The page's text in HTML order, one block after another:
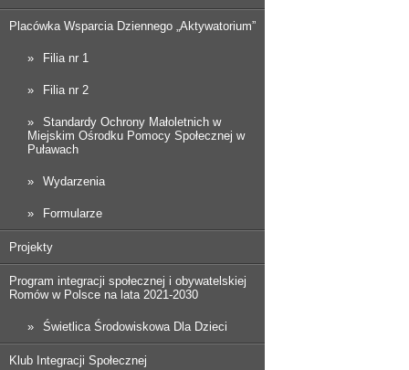
Placówka Wsparcia Dziennego „Aktywatorium”
Filia nr 1
Filia nr 2
Standardy Ochrony Małoletnich w
Miejskim Ośrodku Pomocy Społecznej w
Puławach
Wydarzenia
Formularze
Projekty
Program integracji społecznej i obywatelskiej
Romów w Polsce na lata 2021-2030
Świetlica Środowiskowa Dla Dzieci
Klub Integracji Społecznej